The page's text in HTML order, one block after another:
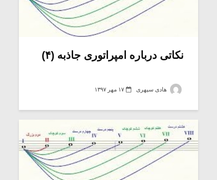
نکاتی درباره امپراتوری جاذبه (۴)
هادی سپهری ۱۷ مهر ۱۳۹۷